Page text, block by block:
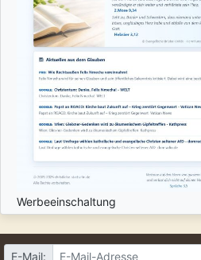
Werbeeinschaltung
E-Mail: